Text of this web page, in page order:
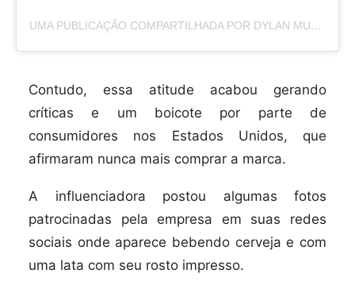
UMA PUBLICAÇÃO COMPARTILHADA POR DYLAN MULVANEY (@DYLANMULVANEY)
Contudo, essa atitude acabou gerando
críticas e um boicote por parte de
consumidores nos Estados Unidos, que
afirmaram nunca mais comprar a marca.
A influenciadora postou algumas fotos
patrocinadas pela empresa em suas redes
sociais onde aparece bebendo cerveja e com
uma lata com seu rosto impresso.